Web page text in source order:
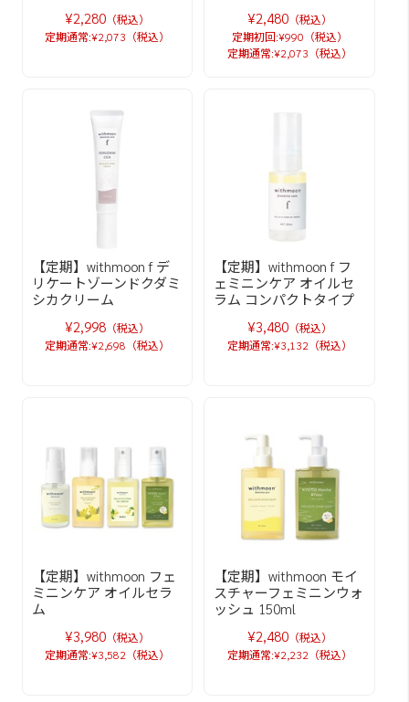
¥2,280 （税込）
定期通常:¥2,073（税込）
¥2,480（税込）
定期初回:¥990（税込）
定期通常:¥2,073（税込）
【定期】withmoon f デ
リケートゾーンドクダミ
シカクリーム
¥2,998 （税込）
定期通常:¥2,698（税込）
【定期】withmoon f フ
ェミニンケア オイルセ
ラム コンパクトタイプ
¥3,480（税込）
定期通常:¥3,132（税込）
【定期】withmoon フェ
ミニンケア オイルセラ
ム
¥3,980 （税込）
定期通常:¥3,582（税込）
【定期】withmoon モイ
スチャーフェミニンウォ
ッシュ 150ml
¥2,480（税込）
定期通常:¥2,232（税込）